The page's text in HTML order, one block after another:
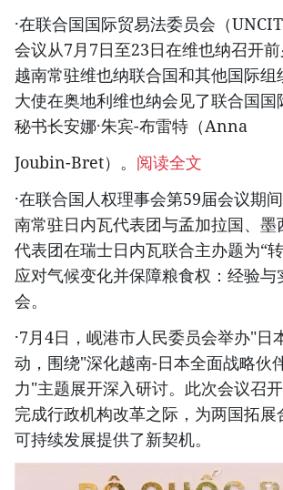
·在联合国国际贸易法委员会（
会议从7月7日至23日在维也纳召开前
越南常驻维也纳联合国和其他国际
大使在奥地利维也纳会见了联合国国
秘书长安娜·朱宾-布雷特（Anna
Joubin-Bret）。 阅读全文
·在联合国人权理事会第59届会议期
南常驻日内瓦代表团与孟加拉国、墨
代表团在瑞士日内瓦联合主办题为“
应对气候变化并保障粮食权：经验与
会。
·7月4日，岘港市人民委员会举办"日
动，围绕"深化越南-日本全面战略伙
力"主题展开深入研讨。此次会议召
完成行政机构改革之际，为两国拓
可持续发展提供了新契机。